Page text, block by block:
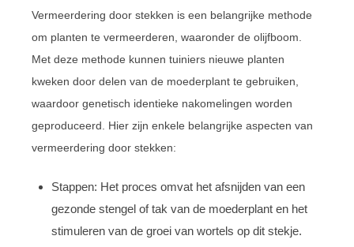
Vermeerdering door stekken is een belangrijke methode
om planten te vermeerderen, waaronder de olijfboom.
Met deze methode kunnen tuiniers nieuwe planten
kweken door delen van de moederplant te gebruiken,
waardoor genetisch identieke nakomelingen worden
geproduceerd. Hier zijn enkele belangrijke aspecten van
vermeerdering door stekken:
Stappen: Het proces omvat het afsnijden van een
gezonde stengel of tak van de moederplant en het
stimuleren van de groei van wortels op dit stekje.